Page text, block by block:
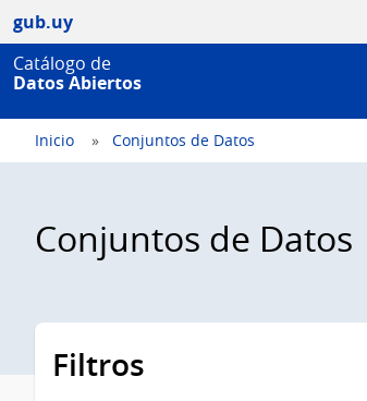
gub.uy
Catálogo de
Datos Abiertos
Inicio Conjuntos de Datos
Conjuntos de Datos
Filtros